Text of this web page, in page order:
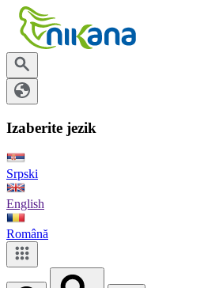
Izaberite jezik
Srpski
English
Română